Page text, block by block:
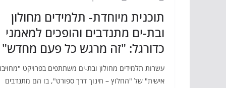
תוכנית מיוחדת- תלמידים מחולון
ובת-ים מתנדבים והופכים למאמני
כדורגל: "זה מרגש כל פעם מחדש"
עשרות תלמידים מחולון ובת-ים משתתפים בפרויקט
אישית" של "החלוץ – חינוך דרך ספורט", בו הם מתנדבים